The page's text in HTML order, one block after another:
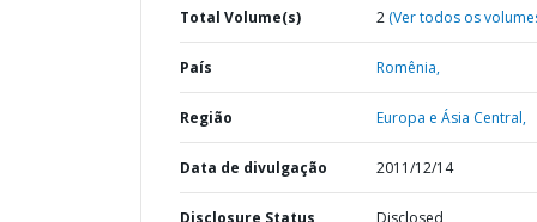
Total Volume(s) 2 (Ver todos os
País Romênia,
Região Europa e Ásia Central,
Data de divulgação 2011/12/14
Disclosure Status Disclosed